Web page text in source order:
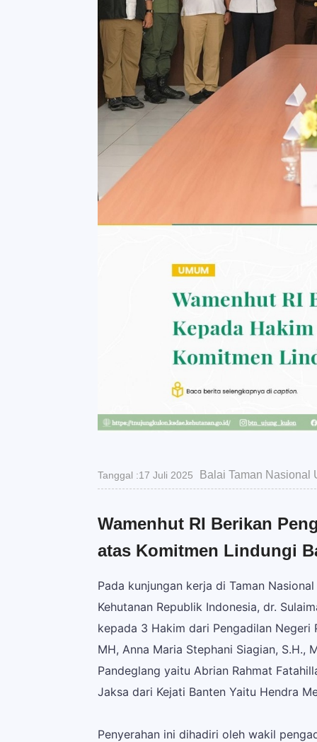
Tanggal :17 Juli 2025 Balai Taman Nasional
Wamenhut RI Berikan
atas Komitmen Lindungi
Pada kunjungan kerja di Taman
Kehutanan Republik Indonesia, dr.
kepada 3 Hakim dari Pengadilan Negeri
MH, Anna Maria Stephani Siagian, S.H.,
Pandeglang yaitu Abrian Rahmat
Jaksa dari Kejati Banten Yaitu Hendra
Penyerahan ini dihadiri oleh wakil